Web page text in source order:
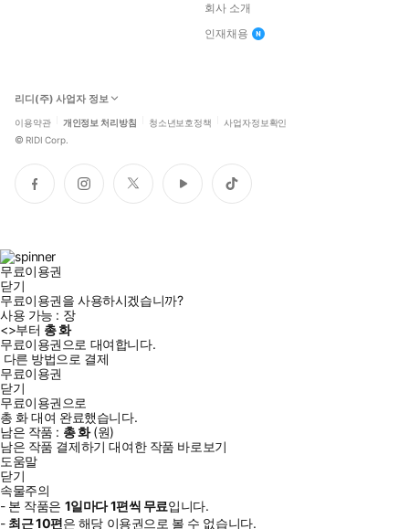
회사 소개
인재채용
리디(주) 사업자 정보
이용약관 개인정보 처리방침 청소년보호정책 사업자정보확인
© RIDI Corp.
페
이
인
스
트
위
유
튜
틱
톡
무료이용권
닫기
무료이용권을 사용하시겠습니까?
사용 가능 : 장
<>부터 총화
무료이용권으로 대여합니다.
다른 방법으로 결제
무료이용권
닫기
무료이용권으로
총화대여 완료했습니다.
남은 작품 : 총화(원)
남은 작품 결제하기 대여한 작품 바로보기
도움말
닫기
속물주의
- 본 작품은 1일마다1편씩 무료입니다.
- 최근10편은 해당 이용권으로 볼 수 없습니다.